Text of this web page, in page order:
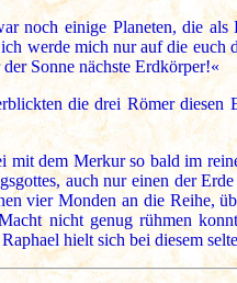
noch einige Planeten, die
werde mich nur auf die euch
Sonne nächste Erdkörper!«
die drei Römer diesen
mit dem Merkur so bald im
auch nur einen der
vier Monden an die Reihe,
nicht genug rühmen
hielt sich bei diesem